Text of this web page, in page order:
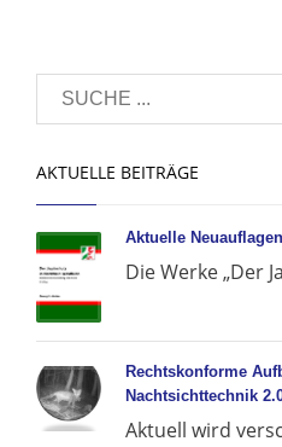
AKTUELLE BEITRÄGE
Aktuelle Neuauflagen
Die Werke „Der
Rechtskonforme
Nachtsichttechnik
Aktuell wird